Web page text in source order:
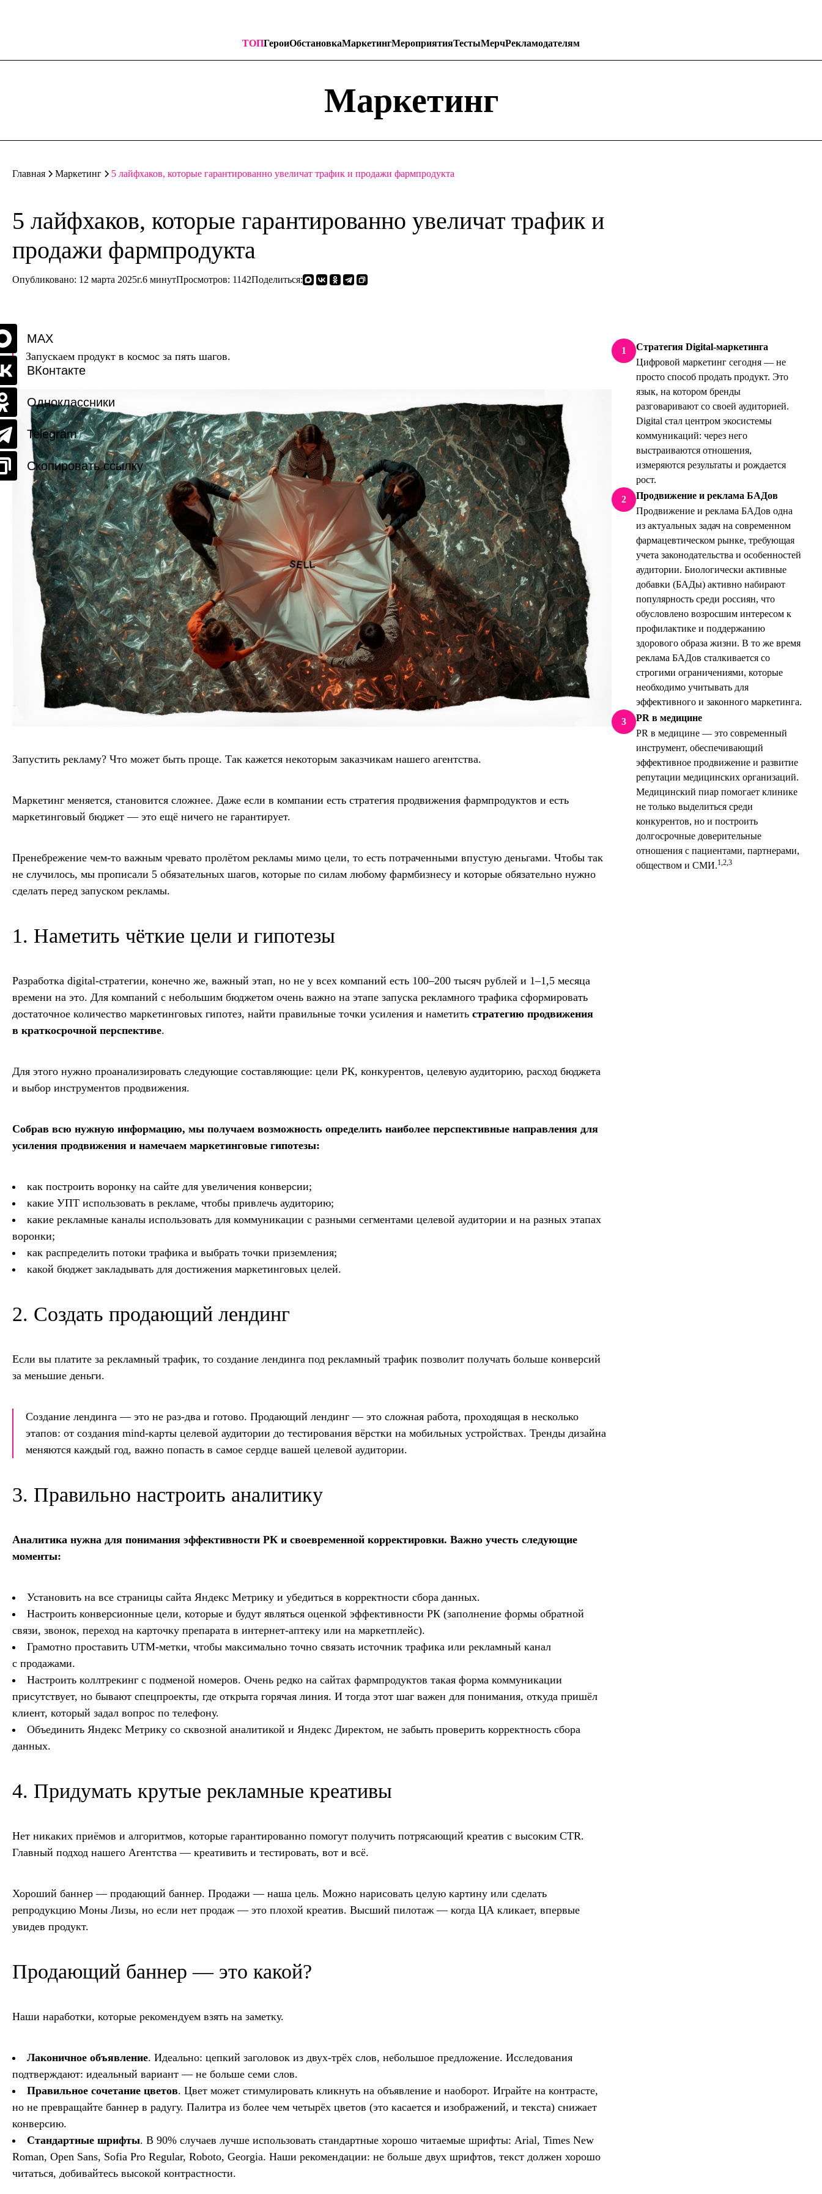
ТОПГероиОбстановкаМаркетингМероприятияТестыМерчРекламодателям
Маркетинг
Главная Маркетинг 5 лайфхаков, которые гарантированно увеличат трафик и продажи фармпродукта
5 лайфхаков, которые гарантированно увеличат трафик и
продажи фармпродукта
Опубликовано: 12 марта 2025г.6 минутПросмотров: 1142Поделиться:
MAX
ВКонтакте
Одноклассники
Telegram
Скопировать ссылку
Запускаем продукт в космос за пять шагов.
Запустить рекламу? Что может быть проще. Так кажется некоторым заказчикам нашего агентства.
Маркетинг меняется, становится сложнее. Даже если в компании есть стратегия продвижения фармпродуктов и есть
маркетинговый бюджет — это ещё ничего не гарантирует.
Пренебрежение чем-то важным чревато пролётом рекламы мимо цели, то есть потраченными впустую деньгами. Чтобы так
не случилось, мы прописали 5 обязательных шагов, которые по силам любому фармбизнесу и которые обязательно нужно
сделать перед запуском рекламы.
1. Наметить чёткие цели и гипотезы
Разработка digital-стратегии, конечно же, важный этап, но не у всех компаний есть 100–200 тысяч рублей и 1–1,5 месяца
времени на это. Для компаний с небольшим бюджетом очень важно на этапе запуска рекламного трафика сформировать
достаточное количество маркетинговых гипотез, найти правильные точки усиления и наметить стратегию продвижения
в краткосрочной перспективе.
Для этого нужно проанализировать следующие составляющие: цели РК, конкурентов, целевую аудиторию, расход бюджета
и выбор инструментов продвижения.
Собрав всю нужную информацию, мы получаем возможность определить наиболее перспективные направления для
усиления продвижения и намечаем маркетинговые гипотезы:
как построить воронку на сайте для увеличения конверсии;
какие УПТ использовать в рекламе, чтобы привлечь аудиторию;
какие рекламные каналы использовать для коммуникации с разными сегментами целевой аудитории и на разных этапах
воронки;
как распределить потоки трафика и выбрать точки приземления;
какой бюджет закладывать для достижения маркетинговых целей.
2. Создать продающий лендинг
Если вы платите за рекламный трафик, то создание лендинга под рекламный трафик позволит получать больше конверсий
за меньшие деньги.
Создание лендинга — это не раз-два и готово. Продающий лендинг — это сложная работа, проходящая в несколько
этапов: от создания mind-карты целевой аудитории до тестирования вёрстки на мобильных устройствах. Тренды дизайна
меняются каждый год, важно попасть в самое сердце вашей целевой аудитории.
3. Правильно настроить аналитику
Аналитика нужна для понимания эффективности РК и своевременной корректировки. Важно учесть следующие
моменты:
Установить на все страницы сайта Яндекс Метрику и убедиться в корректности сбора данных.
Настроить конверсионные цели, которые и будут являться оценкой эффективности РК (заполнение формы обратной
связи, звонок, переход на карточку препарата в интернет-аптеку или на маркетплейс).
Грамотно проставить UTM-метки, чтобы максимально точно связать источник трафика или рекламный канал
с продажами.
Настроить коллтрекинг с подменой номеров. Очень редко на сайтах фармпродуктов такая форма коммуникации
присутствует, но бывают спецпроекты, где открыта горячая линия. И тогда этот шаг важен для понимания, откуда пришёл
клиент, который задал вопрос по телефону.
Объединить Яндекс Метрику со сквозной аналитикой и Яндекс Директом, не забыть проверить корректность сбора
данных.
4. Придумать крутые рекламные креативы
Нет никаких приёмов и алгоритмов, которые гарантированно помогут получить потрясающий креатив с высоким CTR.
Главный подход нашего Агентства — креативить и тестировать, вот и всё.
Хороший баннер — продающий баннер. Продажи — наша цель. Можно нарисовать целую картину или сделать
репродукцию Моны Лизы, но если нет продаж — это плохой креатив. Высший пилотаж — когда ЦА кликает, впервые
увидев продукт.
Продающий баннер — это какой?
Наши наработки, которые рекомендуем взять на заметку.
Лаконичное объявление. Идеально: цепкий заголовок из двух-трёх слов, небольшое предложение. Исследования
подтверждают: идеальный вариант — не больше семи слов.
Правильное сочетание цветов. Цвет может стимулировать кликнуть на объявление и наоборот. Играйте на контрасте,
но не превращайте баннер в радугу. Палитра из более чем четырёх цветов (это касается и изображений, и текста) снижает
конверсию.
Стандартные шрифты. В 90% случаев лучше использовать стандартные хорошо читаемые шрифты: Arial, Times New
Roman, Open Sans, Sofia Pro Regular, Roboto, Georgia. Наши рекомендации: не больше двух шрифтов, текст должен хорошо
читаться, добивайтесь высокой контрастности.
1
Стратегия Digital-маркетинга
Цифровой маркетинг сегодня — не
просто способ продать продукт. Это
язык, на котором бренды
разговаривают со своей аудиторией.
Digital стал центром экосистемы
коммуникаций: через него
выстраиваются отношения,
измеряются результаты и рождается
рост.
2
Продвижение и реклама БАДов
Продвижение и реклама БАДов одна
из актуальных задач на современном
фармацевтическом рынке, требующая
учета законодательства и особенностей
аудитории. Биологически активные
добавки (БАДы) активно набирают
популярность среди россиян, что
обусловлено возросшим интересом к
профилактике и поддержанию
здорового образа жизни. В то же время
реклама БАДов сталкивается со
строгими ограничениями, которые
необходимо учитывать для
эффективного и законного маркетинга.
3
PR в медицине
PR в медицине — это современный
инструмент, обеспечивающий
эффективное продвижение и развитие
репутации медицинских организаций.
Медицинский пиар помогает клинике
не только выделиться среди
конкурентов, но и построить
долгосрочные доверительные
отношения с пациентами, партнерами,
обществом и СМИ.1,2,3